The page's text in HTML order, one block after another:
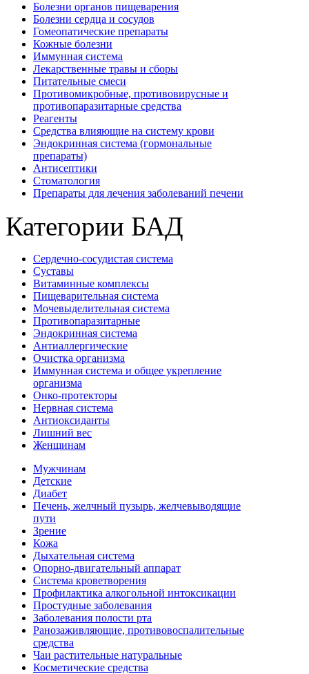
Болезни органов пищеварения
Болезни сердца и сосудов
Гомеопатические препараты
Кожные болезни
Иммунная система
Лекарственные травы и сборы
Питательные смеси
Противомикробные, противовирусные и
противопаразитарные средства
Реагенты
Средства влияющие на систему крови
Эндокринная система (гормональные
препараты)
Антисептики
Стоматология
Препараты для лечения заболеваний печени
Категории БАД
Сердечно-сосудистая система
Суставы
Витаминные комплексы
Пищеварительная система
Мочевыделительная система
Противопаразитарные
Эндокринная система
Антиаллергические
Очистка организма
Иммунная система и общее укрепление
организма
Онко-протекторы
Нервная система
Антиоксиданты
Лишний вес
Женщинам
Мужчинам
Детские
Диабет
Печень, желчный пузырь, желчевыводящие
пути
Зрение
Кожа
Дыхательная система
Опорно-двигательный аппарат
Система кроветворения
Профилактика алкогольной интоксикации
Простудные заболевания
Заболевания полости рта
Ранозаживляющие, противовоспалительные
средства
Чаи растительные натуральные
Косметические средства